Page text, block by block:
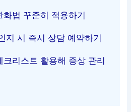
화법 꾸준히 적용하기
지 시 즉시 상담 예약하기
크리스트 활용해 증상 관리